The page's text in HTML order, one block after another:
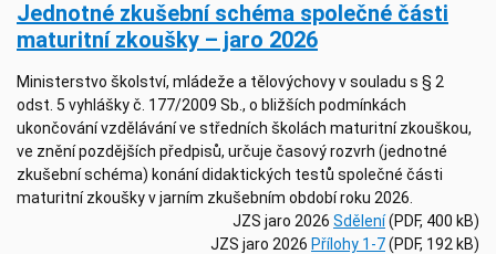
Jednotné zkušební schéma společné části
maturitní zkoušky – jaro 2026
Ministerstvo školství, mládeže a tělovýchovy v souladu s § 2
odst. 5 vyhlášky č. 177/2009 Sb., o bližších podmínkách
ukončování vzdělávání ve středních školách maturitní zkouškou,
ve znění pozdějších předpisů, určuje časový rozvrh (jednotné
zkušební schéma) konání didaktických testů společné části
maturitní zkoušky v jarním zkušebním období roku 2026.
JZS jaro 2026 Sdělení(PDF, 400 kB)
JZS jaro 2026 Přílohy 1-7(PDF, 192 kB)